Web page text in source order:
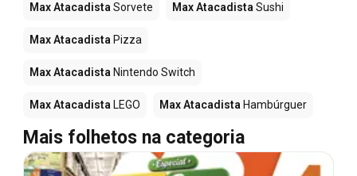
Max Atacadista Sorvete Max Atacadista Sushi
Max Atacadista Pizza
Max Atacadista Nintendo Switch
Max Atacadista LEGO Max Atacadista Hambúrguer
Mais folhetos na categoria